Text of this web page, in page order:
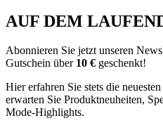
AUF DEM
Abonnieren Sie jetzt unseren
Gutschein über 10 € geschenkt!
Hier erfahren Sie stets die
erwarten Sie Produktneuheiten,
Mode-Highlights.